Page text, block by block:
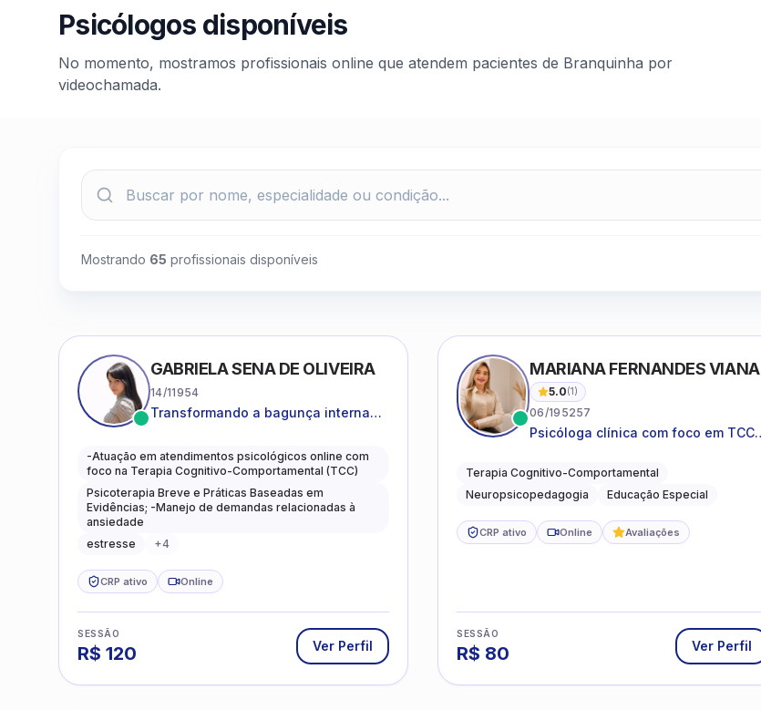
Psicólogos disponíveis
No momento, mostramos profissionais online que atendem pacientes de Branquinha por
videochamada.
Mostrando 65 profissionais disponíveis
GABRIELA SENA DE OLIVEIRA
14/11954
Transformando a bagunça interna
leveza e caminhos mais gentis para
se viver.
-Atuação em atendimentos psicológicos online com
foco na Terapia Cognitivo-Comportamental (TCC)
Psicoterapia Breve e Práticas Baseadas em
Evidências; -Manejo de demandas relacionadas à
ansiedade
estresse
+4
CRP ativo Online
SESSÃO
R$ 120 Ver Perfil
MARIANA FERNANDES VIANA
5.0(1)
06/195257
Psicóloga clínica com foco em TCC,
acompanhamento do
neurodesenvolvimento.
Terapia Cognitivo-Comportamental
Neuropsicopedagogia
Educação Especial
CRP ativo Online Avaliações
SESSÃO
R$ 80 Ver Perfil